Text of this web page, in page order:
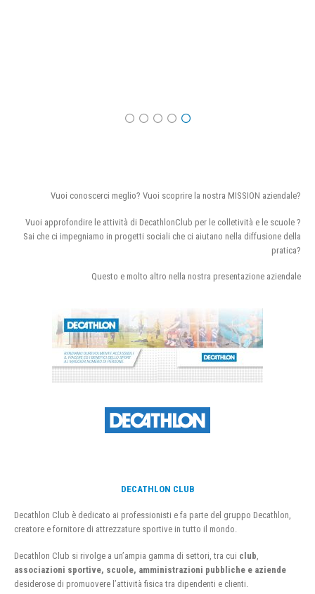
Vuoi conoscerci meglio? Vuoi scoprire la nostra MISSION aziendale?
Vuoi approfondire le attività di DecathlonClub per le colletività e le scuole ?
Sai che ci impegniamo in progetti sociali che ci aiutano nella diffusione della
pratica?
Questo e molto altro nella nostra presentazione aziendale
DECATHLON CLUB
Decathlon Club è dedicato ai professionisti e fa parte del gruppo Decathlon,
creatore e fornitore di attrezzature sportive in tutto il mondo.
Decathlon Club si rivolge a un’ampia gamma di settori, tra cui club
associazioni sportive, scuole, amministrazioni pubbliche e aziende
desiderose di promuovere l’attività fisica tra dipendenti e clienti.